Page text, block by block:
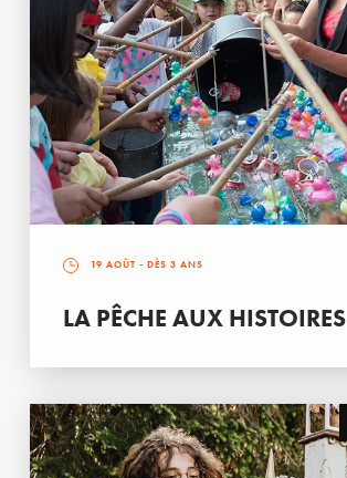
19 AOÛT - DÈS 3 ANS
LA PÊCHE AUX HISTOIRES